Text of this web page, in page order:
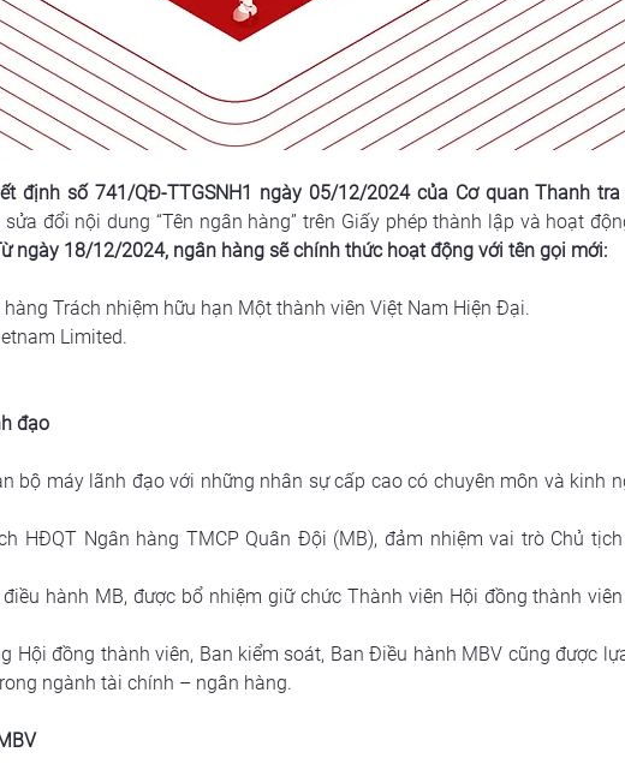
định số 741/QĐ-TTGSNH1 ngày 05/12/2024 của Cơ quan Thanh
sửa đổi nội dung “Tên ngân hàng” trên Giấy phép thành lập và hoạt
ngày 18/12/2024, ngân hàng sẽ chính thức hoạt động với tên gọi mới:
hàng Trách nhiệm hữu hạn Một thành viên Việt Nam Hiện Đại.
Limited.
đạo
bộ máy lãnh đạo với những nhân sự cấp cao có chuyên môn và kinh
HĐQT Ngân hàng TMCP Quân Đội (MB), đảm nhiệm vai trò Chủ
hành MB, được bổ nhiệm giữ chức Thành viên Hội đồng thành
Hội đồng thành viên, Ban kiểm soát, Ban Điều hành MBV cũng được
ngành tài chính – ngân hàng.